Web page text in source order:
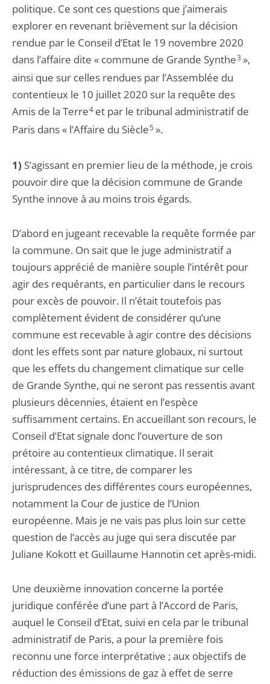
politique. Ce sont ces questions que j’aimerais
explorer en revenant brièvement sur la décision
rendue par le Conseil d’Etat le 19 novembre 2020
dans l’affaire dite « commune de Grande Synthe3 »,
ainsi que sur celles rendues par l’Assemblée du
contentieux le 10 juillet 2020 sur la requête des
Amis de la Terre4et par le tribunal administratif de
Paris dans « l’Affaire du Siècle5».
1) S’agissant en premier lieu de la méthode, je crois
pouvoir dire que la décision commune de Grande
Synthe innove à au moins trois égards.
D’abord en jugeant recevable la requête formée par
la commune. On sait que le juge administratif a
toujours apprécié de manière souple l’intérêt pour
agir des requérants, en particulier dans le recours
pour excès de pouvoir. Il n’était toutefois pas
complètement évident de considérer qu’une
commune est recevable à agir contre des décisions
dont les effets sont par nature globaux, ni surtout
que les effets du changement climatique sur celle
de Grande Synthe, qui ne seront pas ressentis avant
plusieurs décennies, étaient en l’espèce
suffisamment certains. En accueillant son recours, le
Conseil d’Etat signale donc l’ouverture de son
prétoire au contentieux climatique. Il serait
intéressant, à ce titre, de comparer les
jurisprudences des différentes cours européennes,
notamment la Cour de justice de l’Union
européenne. Mais je ne vais pas plus loin sur cette
question de l’accès au juge qui sera discutée par
Juliane Kokott et Guillaume Hannotin cet après-midi.
Une deuxième innovation concerne la portée
juridique conférée d’une part à l’Accord de Paris,
auquel le Conseil d’Etat, suivi en cela par le tribunal
administratif de Paris, a pour la première fois
reconnu une force interprétative ; aux objectifs de
réduction des émissions de gaz à effet de serre